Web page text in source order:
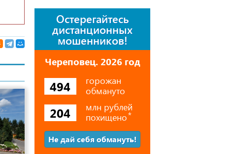
Остерегайтесь
дистанционных
мошенников!
Череповец. 2026 год
494
горожан
обмануто
204
млн рублей
похищено⃰
Не дай себя обмануть!